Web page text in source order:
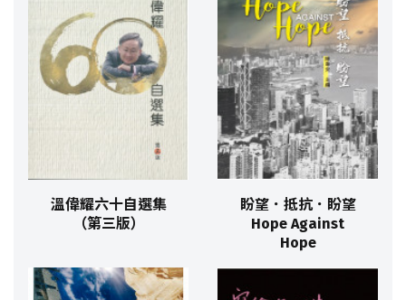
溫偉耀六十自選集
（第三版）
盼望．抵抗．盼望
Hope Against
Hope